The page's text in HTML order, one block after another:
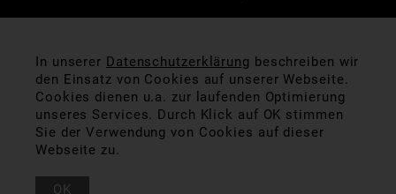
In unserer Datenschutzerklärung beschreiben wir
den Einsatz von Cookies auf unserer Webseite.
Cookies dienen u.a. zur laufenden Optimierung
unseres Services. Durch Klick auf OK stimmen
Sie der Verwendung von Cookies auf dieser
Webseite zu.
OK